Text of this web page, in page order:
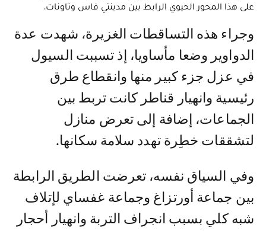
على هذا المحور الحيوي الرابط بين مدينتي فاس وتاونات.
وجراء هذه التساقطات الغزيرة، شهدت عدة
الدواوير وضعا مأساويا، إذ تسببت السيول
في عزل جزء كبير منها وانقطاع طرق
رئيسية وانهيار قناطر كانت تربط بين
الجماعات، إضافة إلى تعرض منازل
لتشققات خطِرة تهدد سلامة سكانها.
وفي السياق نفسه، تعرضت الطريق الرابطة
بين جماعة أورتزاغ وجماعة غفساي لإتلاف
شبه كلي بسبب انجراف التربة وانهيار أحجار